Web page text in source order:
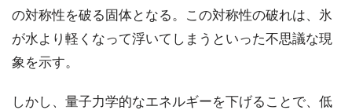
の対称性を破る固体となる。この対称性の破れは、氷
が水より軽くなって浮いてしまうといった不思議な現
象を示す。
しかし、量子力学的なエネルギーを下げることで、低